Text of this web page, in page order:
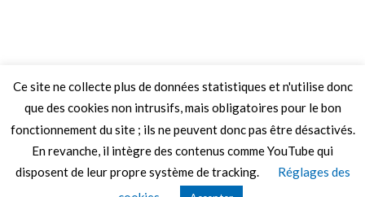
Ce site ne collecte plus de données statistiques et n'utilise donc
que des cookies non intrusifs, mais obligatoires pour le bon
fonctionnement du site ; ils ne peuvent donc pas être désactivés.
En revanche, il intègre des contenus comme YouTube qui
disposent de leur propre système de tracking.
Réglages des